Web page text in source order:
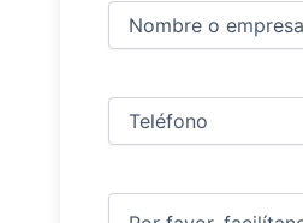
Nombre
Teléfono
Comentarios